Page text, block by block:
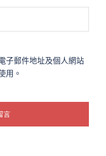
子郵件地址及個人網站
用。